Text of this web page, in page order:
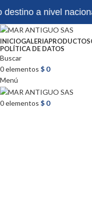
a nivel
INICIOGALERIAPRODUCTOS
POLÍTICA DE DATOS
Buscar
0elementos $ 0
Menú
0elementos $ 0